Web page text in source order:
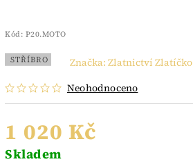
Kód: P20.MOTO
STŘÍBRO
Neohodnoceno
Značka: Zlatnictví Zlatíčko
1 020 Kč
Skladem